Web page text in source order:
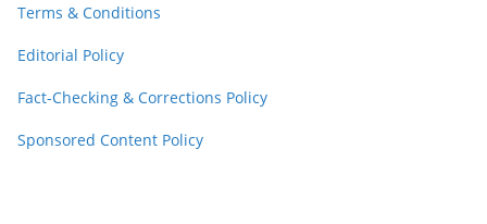
Terms & Conditions
Editorial Policy
Fact-Checking & Corrections Policy
Sponsored Content Policy